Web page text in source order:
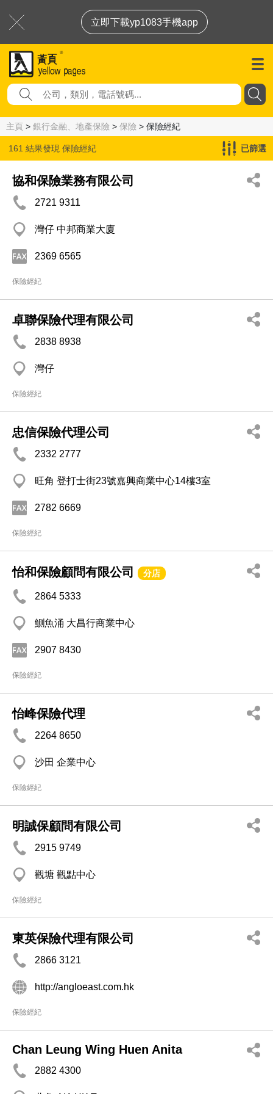
立即下載yp1083手機app
主頁 > 銀行金融、地產保險 > 保險 > 保險經紀
161 結果發現 保險經紀 已篩選
協和保險業務有限公司
2721 9311
灣仔 中邦商業大廈
2369 6565
保險經紀
卓聯保險代理有限公司
2838 8938
灣仔
保險經紀
忠信保險代理公司
2332 2777
旺角 登打士街23號嘉興商業中心14樓3室
2782 6669
保險經紀
怡和保險顧問有限公司 分店
2864 5333
鰂魚涌 大昌行商業中心
2907 8430
保險經紀
怡峰保險代理
2264 8650
沙田 企業中心
保險經紀
明誠保顧問有限公司
2915 9749
觀塘 觀點中心
保險經紀
東英保險代理有限公司
2866 3121
http://angloeast.com.hk
保險經紀
Chan Leung Wing Huen Anita
2882 4300